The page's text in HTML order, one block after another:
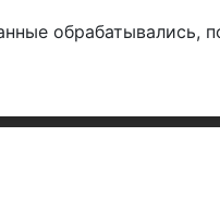
обрабатывались,